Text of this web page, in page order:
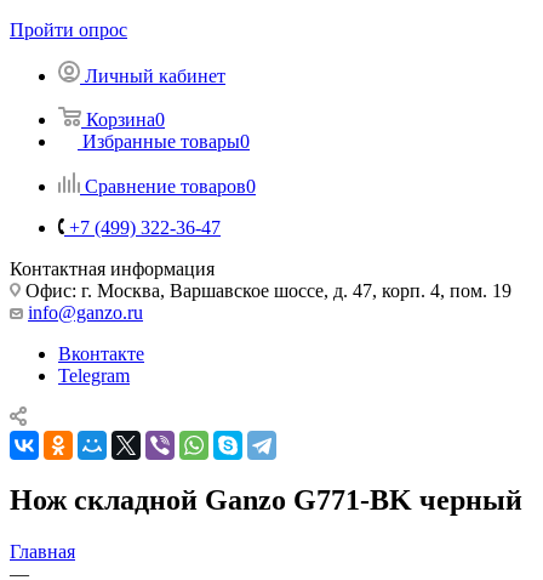
Пройти опрос
Личный кабинет
Корзина0
Избранные товары0
Сравнение товаров0
+7 (499) 322-36-47
Контактная информация
Офис: г. Москва, Варшавское шоссе, д. 47, корп. 4, пом. 19
info@ganzo.ru
Вконтакте
Telegram
Нож складной Ganzo G771-BK черный
Главная
—